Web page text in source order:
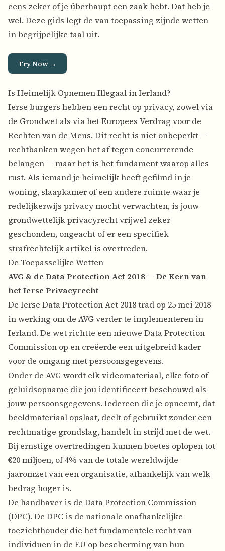
eens zeker of je überhaupt een zaak hebt. Dat heb je
wel. Deze gids legt de van toepassing zijnde wetten
in begrijpelijke taal uit.
Try Now →
Is Heimelijk Opnemen Illegaal in Ierland?
Ierse burgers hebben een recht op privacy, zowel via
de Grondwet als via het Europees Verdrag voor de
Rechten van de Mens. Dit recht is niet onbeperkt —
rechtbanken wegen het af tegen concurrerende
belangen — maar het is het fundament waarop alles
rust. Als iemand je heimelijk heeft gefilmd in je
woning, slaapkamer of een andere ruimte waar je
redelijkerwijs privacy mocht verwachten, is jouw
grondwettelijk privacyrecht vrijwel zeker
geschonden, ongeacht of er een specifiek
strafrechtelijk artikel is overtreden.
De Toepasselijke Wetten
AVG & de Data Protection Act 2018 — De Kern van
het Ierse Privacyrecht
De Ierse Data Protection Act 2018 trad op 25 mei 2018
in werking om de AVG verder te implementeren in
Ierland. De wet richtte een nieuwe Data Protection
Commission op en creëerde een uitgebreid kader
voor de omgang met persoonsgegevens.
Onder de AVG wordt elk videomateriaal, elke foto of
geluidsopname die jou identificeert beschouwd als
jouw persoonsgegevens. Iedereen die je opneemt, dat
beeldmateriaal opslaat, deelt of gebruikt zonder een
rechtmatige grondslag, handelt in strijd met de wet.
Bij ernstige overtredingen kunnen boetes oplopen tot
€20 miljoen, of 4% van de totale wereldwijde
jaaromzet van een organisatie, afhankelijk van welk
bedrag hoger is.
De handhaver is de Data Protection Commission
(DPC). De DPC is de nationale onafhankelijke
toezichthouder die het fundamentele recht van
individuen in de EU op bescherming van hun